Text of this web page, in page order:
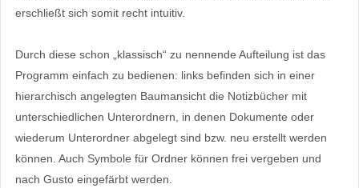
erschließt sich somit recht intuitiv.
Durch diese schon „klassisch“ zu nennende Aufteilung ist das
Programm einfach zu bedienen: links befinden sich in einer
hierarchisch angelegten Baumansicht die Notizbücher mit
unterschiedlichen Unterordnern, in denen Dokumente oder
wiederum Unterordner abgelegt sind bzw. neu erstellt werden
können. Auch Symbole für Ordner können frei vergeben und
nach Gusto eingefärbt werden.